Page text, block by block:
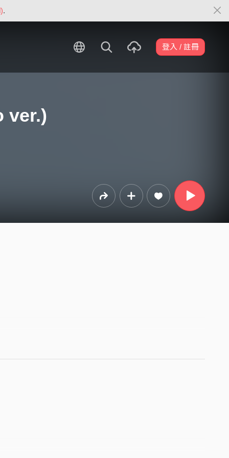
.
登入 / 註冊
ver.)